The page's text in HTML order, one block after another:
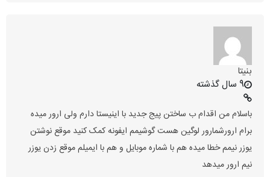
بنيتا
9 سال گذشته
باسلام من اقدام ب ساختن پیج جدید با اینیستا دارم ولی ارور میده
برام ارورشمارور لوگین هست گوشیمم ایفونه کمک کنید موقع نوشتن
یوزر نیمم خطا میده هم با شماره موبایل و هم با ایمیلم موقع زدن یوزر
نیم ارور میدهد